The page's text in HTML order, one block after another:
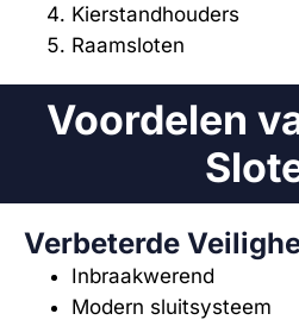
Kierstandhouders
Raamsloten
Voordelen
Verbeterde
Inbraakwerend
Modern sluitsysteem